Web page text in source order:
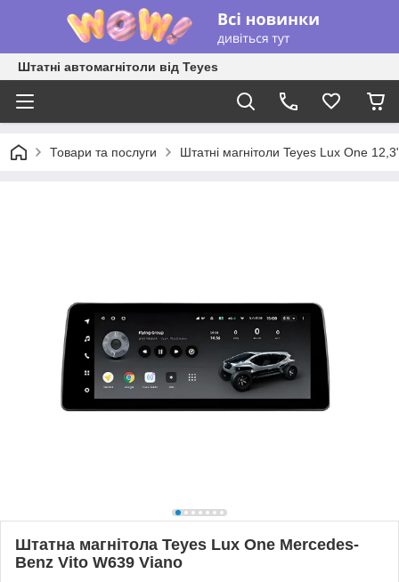
Штатні автомагнітоли від Teyes
Товари та послуги Штатні магнітоли Teyes Lux One
Штатна магнітола Teyes Lux One Mercedes-
Benz Vito W639 Viano